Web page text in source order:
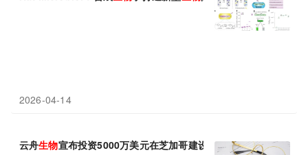
2026-04-14
云舟生物宣布投资5000万美元在芝加哥建设先进生物制造与研发中